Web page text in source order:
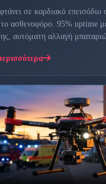
σε καρδιακό
το ασθενοφόρο. 95% uptime
αυτόματη αλλαγή